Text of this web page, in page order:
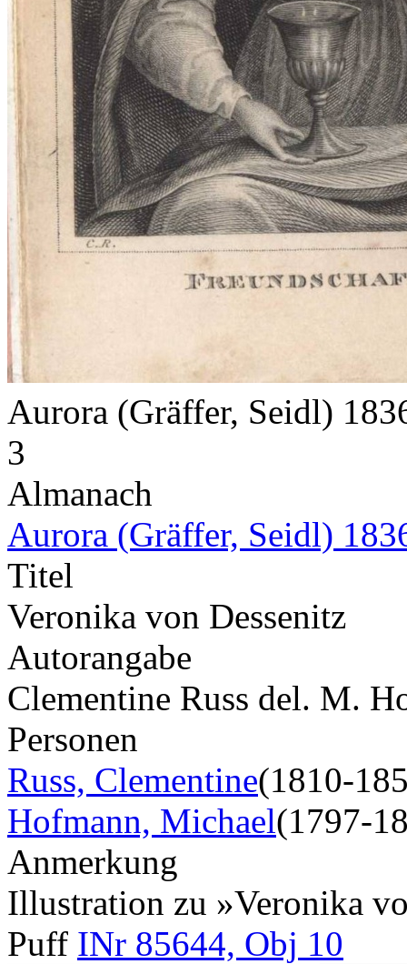
Aurora (Gräffer, Seidl)
3
Almanach
Aurora (Gräffer, Seidl)
Titel
Veronika von Dessenitz
Autorangabe
Clementine Russ del. M.
Personen
Russ, Clementine(1810-
Hofmann, Michael(1797-
Anmerkung
Illustration zu »Veronika
Puff INr 85644, Obj 10